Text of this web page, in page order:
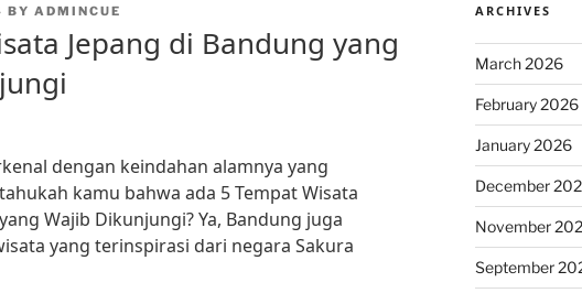
BY ADMINCUE
Jepang di Bandung yang
dengan keindahan alamnya yang
kamu bahwa ada 5 Tempat Wisata
Wajib Dikunjungi? Ya, Bandung juga
yang terinspirasi dari negara Sakura
ARCHIVES
March 2026
February 2026
January 2026
December
November
September